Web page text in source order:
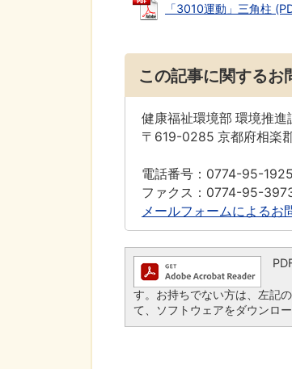
「3010運動」三角柱
この記事に関するお
健康福祉環境部 環境推進
〒619-0285 京都府相楽
電話番号：0774-95-1925
ファクス：0774-95-
メールフォームによるお
す。お持ちでない方は、左記
て、ソフトウェアをダウンロ